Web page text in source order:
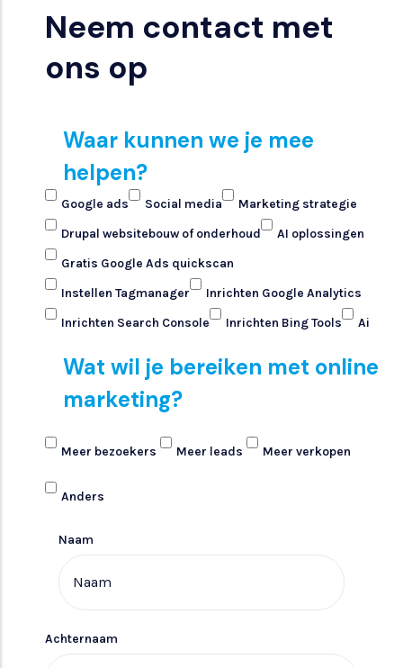
Neem contact met
ons op
Waar kunnen we je mee
helpen?
Google ads Social media
Marketing strategie
Drupal websitebouw of onderhoud
AI oplossingen
Gratis Google Ads quickscan
Instellen Tagmanager
Inrichten Google Analytics
Inrichten Search Console
Inrichten Bing Tools Ai
Wat wil je bereiken met online
marketing?
Meer bezoekers Meer leads Meer verkopen
Anders
Naam
Achternaam